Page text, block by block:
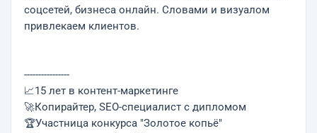
соцсетей, бизнеса онлайн. Словами и визуалом
привлекаем клиентов.
----------------
📈15 лет в контент-маркетинге
🚀Копирайтер, SEO-специалист с дипломом
🏆Участница конкурса "Золотое копьё"